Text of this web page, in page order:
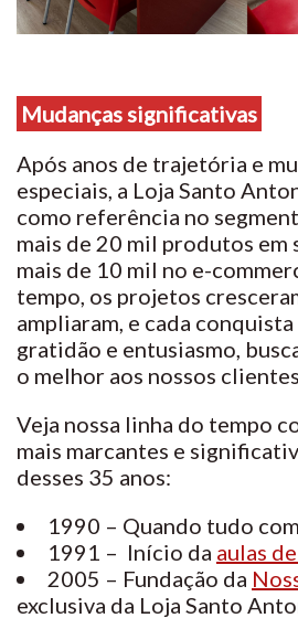
Mudanças significativas
Após anos de trajetória e
especiais, a Loja Santo
como referência no
mais de 20 mil produtos em
mais de 10 mil no e-
tempo, os projetos
ampliaram, e cada
gratidão e entusiasmo,
o melhor aos nossos
Veja nossa linha do tempo
mais marcantes e
desses 35 anos:
1990 – Quando tudo
1991 – Início da aulas
2005 – Fundação da
exclusiva da Loja Santo